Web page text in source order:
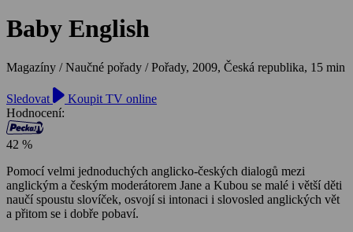
Baby English
Magazíny / Naučné pořady / Pořady, 2009, Česká republika, 15 min
Sledovat
Koupit TV online
Hodnocení:
42 %
Pomocí velmi jednoduchých anglicko-českých dialogů mezi
anglickým a českým moderátorem Jane a Kubou se malé i větší děti
naučí spoustu slovíček, osvojí si intonaci i slovosled anglických vět
a přitom se i dobře pobaví.